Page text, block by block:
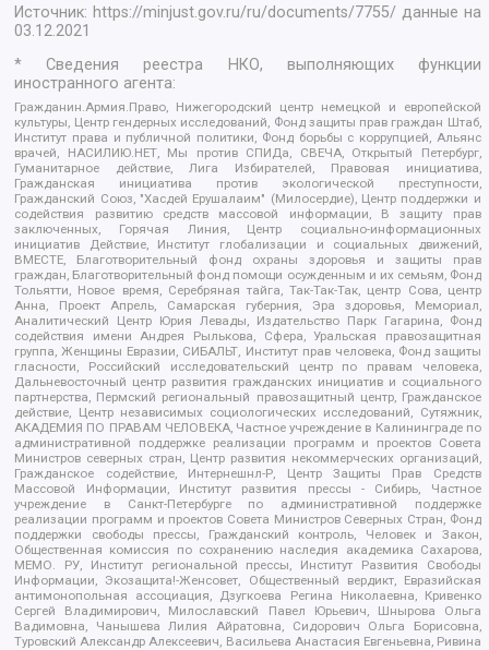
Источник: https://minjust.gov.ru/ru/documents/7755/ данные на
03.12.2021
* Сведения реестра НКО, выполняющих функции
иностранного агента:
Гражданин.Армия.Право, Нижегородский центр немецкой и европейской
культуры, Центр гендерных исследований, Фонд защиты прав граждан Штаб,
Институт права и публичной политики, Фонд борьбы с коррупцией, Альянс
врачей, НАСИЛИЮ.НЕТ, Мы против СПИДа, СВЕЧА, Открытый Петербург,
Гуманитарное действие, Лига Избирателей, Правовая инициатива,
Гражданская инициатива против экологической преступности,
Гражданский Союз, "Хасдей Ерушалаим" (Милосердие), Центр поддержки и
содействия развитию средств массовой информации, В защиту прав
заключенных, Горячая Линия, Центр социально-информационных
инициатив Действие, Институт глобализации и социальных движений,
ВМЕСТЕ, Благотворительный фонд охраны здоровья и защиты прав
граждан, Благотворительный фонд помощи осужденным и их семьям, Фонд
Тольятти, Новое время, Серебряная тайга, Так-Так-Так, центр Сова, центр
Анна, Проект Апрель, Самарская губерния, Эра здоровья, Мемориал,
Аналитический Центр Юрия Левады, Издательство Парк Гагарина, Фонд
содействия имени Андрея Рылькова, Сфера, Уральская правозащитная
группа, Женщины Евразии, СИБАЛЬТ, Институт прав человека, Фонд защиты
гласности, Российский исследовательский центр по правам человека,
Дальневосточный центр развития гражданских инициатив и социального
партнерства, Пермский региональный правозащитный центр, Гражданское
действие, Центр независимых социологических исследований, Сутяжник,
АКАДЕМИЯ ПО ПРАВАМ ЧЕЛОВЕКА, Частное учреждение в Калининграде по
административной поддержке реализации программ и проектов Совета
Министров северных стран, Центр развития некоммерческих организаций,
Гражданское содействие, Интернешнл-Р, Центр Защиты Прав Средств
Массовой Информации, Институт развития прессы - Сибирь, Частное
учреждение в Санкт-Петербурге по административной поддержке
реализации программ и проектов Совета Министров Северных Стран, Фонд
поддержки свободы прессы, Гражданский контроль, Человек и Закон,
Общественная комиссия по сохранению наследия академика Сахарова,
МЕМО. РУ, Институт региональной прессы, Институт Развития Свободы
Информации, Экозащита!-Женсовет, Общественный вердикт, Евразийская
антимонопольная ассоциация, Дзугкоева Регина Николаевна, Кривенко
Сергей Владимирович, Милославский Павел Юрьевич, Шнырова Ольга
Вадимовна, Чанышева Лилия Айратовна, Сидорович Ольга Борисовна,
Туровский Александр Алексеевич, Васильева Анастасия Евгеньевна, Ривина